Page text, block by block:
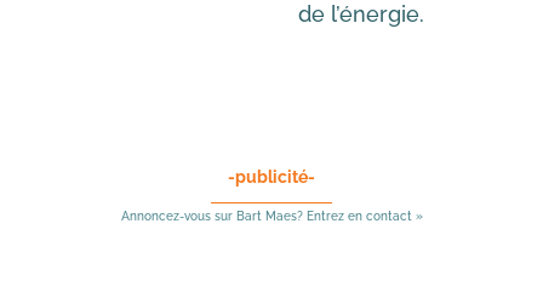
de l’énergie.
-publicité-
Annoncez-vous sur Bart Maes? Entrez en contact »